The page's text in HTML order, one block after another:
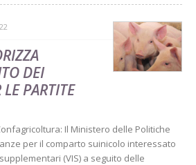
DEI
PARTITE
Il Ministero delle Politiche
per il comparto suinicolo interessato
(VIS) a seguito delle